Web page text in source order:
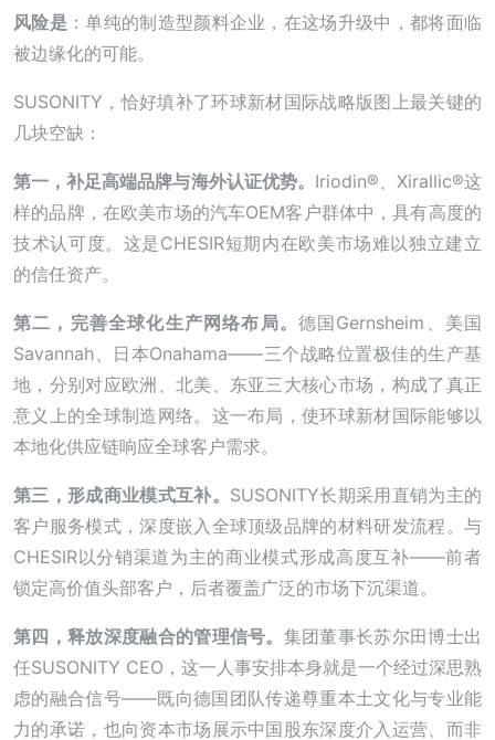
风险是：单纯的制造型颜料企业，在这场升级中，都将面临
被边缘化的可能。
SUSONITY，恰好填补了环球新材国际战略版图上最关键的
几块空缺：
第一，补足高端品牌与海外认证优势。 Iriodin®、Xirallic®这
样的品牌，在欧美市场的汽车OEM客户群体中，具有高度的
技术认可度。这是CHESIR短期内在欧美市场难以独立建立
的信任资产。
第二，完善全球化生产网络布局。 德国Gernsheim、美国
Savannah、日本Onahama——三个战略位置极佳的生产基
地，分别对应欧洲、北美、东亚三大核心市场，构成了真正
意义上的全球制造网络。这一布局，使环球新材国际能够以
本地化供应链响应全球客户需求。
第三，形成商业模式互补。 SUSONITY长期采用直销为主的
客户服务模式，深度嵌入全球顶级品牌的材料研发流程。与
CHESIR以分销渠道为主的商业模式形成高度互补——前者
锁定高价值头部客户，后者覆盖广泛的市场下沉渠道。
第四，释放深度融合的管理信号。 集团董事长苏尔田博士出
任SUSONITY CEO，这一人事安排本身就是一个经过深思熟
虑的融合信号——既向德国团队传递尊重本土文化与专业能
力的承诺，也向资本市场展示中国股东深度介入运营、而非